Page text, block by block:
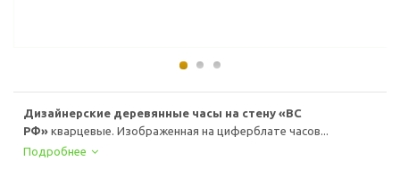
Дизайнерские деревянные часы на стену «ВС
РФ» кварцевые. Изображенная на циферблате часов...
Подробнее